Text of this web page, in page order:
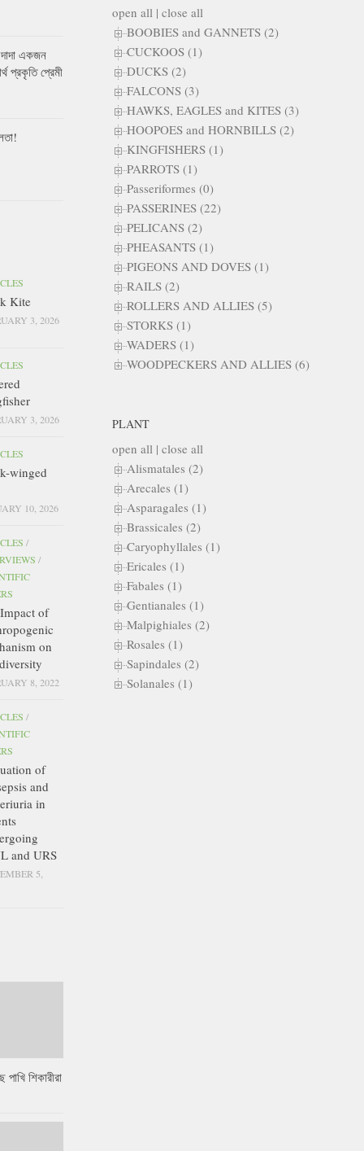
open all | close all
BOOBIES and GANNETS (2)
CUCKOOS (1)
DUCKS (2)
FALCONS (3)
HAWKS, EAGLES and KITES (3)
HOOPOES and HORNBILLS (2)
KINGFISHERS (1)
PARROTS (1)
Passeriformes (0)
PASSERINES (22)
PELICANS (2)
PHEASANTS (1)
PIGEONS AND DOVES (1)
RAILS (2)
ROLLERS AND ALLIES (5)
STORKS (1)
WADERS (1)
WOODPECKERS AND ALLIES (6)
PLANT
open all | close all
Alismatales (2)
Arecales (1)
Asparagales (1)
Brassicales (2)
Caryophyllales (1)
Ericales (1)
Fabales (1)
Gentianales (1)
Malpighiales (2)
Rosales (1)
Sapindales (2)
Solanales (1)
একজন
প্রকৃতি প্রেমী
Kite
3, 2026
3, 2026
winged
10, 2026
/
/
of
on
8, 2022
/
of
and
in
and URS
5,
শিকারীরা